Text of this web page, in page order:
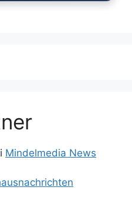
Mindelmedia News